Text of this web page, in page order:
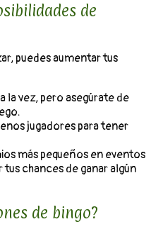
de
puedes aumentar tus
la vez, pero asegúrate de
jugadores para tener
más pequeños en eventos
chances de ganar algún
de bingo?